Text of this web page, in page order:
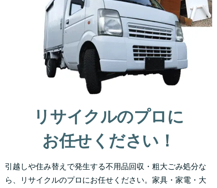
リサイクルのプロに
お任せください！
引越しや住み替えで発生する不用品回収・粗大ごみ処分な
ら、リサイクルのプロにお任せください。家具・家電・大